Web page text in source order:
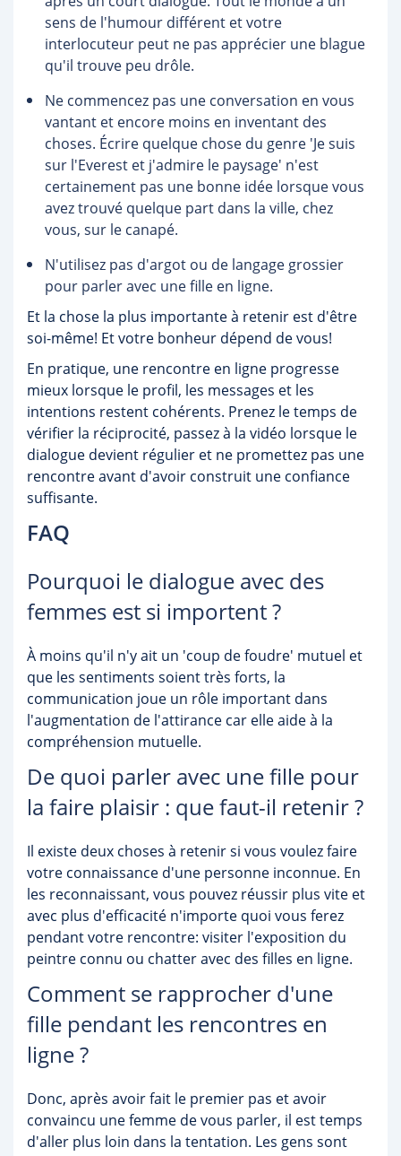
sens de l'humour différent et votre
interlocuteur peut ne pas apprécier une blague
qu'il trouve peu drôle.
Ne commencez pas une conversation en vous
vantant et encore moins en inventant des
choses. Écrire quelque chose du genre 'Je suis
sur l'Everest et j'admire le paysage' n'est
certainement pas une bonne idée lorsque vous
avez trouvé quelque part dans la ville, chez
vous, sur le canapé.
N'utilisez pas d'argot ou de langage grossier
pour parler avec une fille en ligne.
Et la chose la plus importante à retenir est d'être
soi-même! Et votre bonheur dépend de vous!
En pratique, une rencontre en ligne progresse
mieux lorsque le profil, les messages et les
intentions restent cohérents. Prenez le temps de
vérifier la réciprocité, passez à la vidéo lorsque le
dialogue devient régulier et ne promettez pas une
rencontre avant d'avoir construit une confiance
suffisante.
FAQ
Pourquoi le dialogue avec des
femmes est si importent ?
À moins qu'il n'y ait un 'coup de foudre' mutuel et
que les sentiments soient très forts, la
communication joue un rôle important dans
l'augmentation de l'attirance car elle aide à la
compréhension mutuelle.
De quoi parler avec une fille pour
la faire plaisir : que faut-il retenir ?
Il existe deux choses à retenir si vous voulez faire
votre connaissance d'une personne inconnue. En
les reconnaissant, vous pouvez réussir plus vite et
avec plus d'efficacité n'importe quoi vous ferez
pendant votre rencontre: visiter l'exposition du
peintre connu ou chatter avec des filles en ligne.
Comment se rapprocher d'une
fille pendant les rencontres en
ligne ?
Donc, après avoir fait le premier pas et avoir
convaincu une femme de vous parler, il est temps
d'aller plus loin dans la tentation. Les gens sont